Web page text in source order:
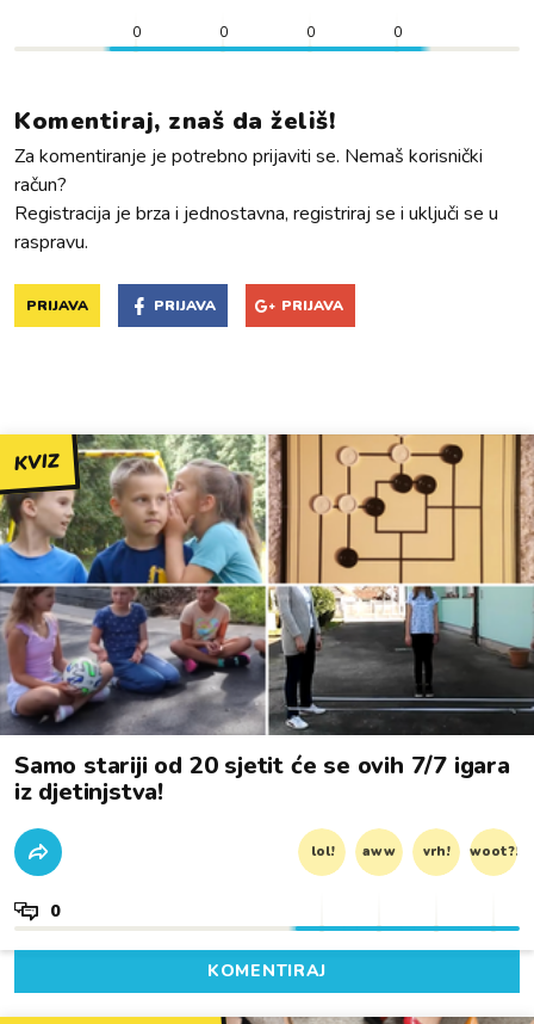
0 0 0 0
Komentiraj, znaš da želiš!
Za komentiranje je potrebno prijaviti se. Nemaš korisnički
račun?
Registracija je brza i jednostavna, registriraj se i uključi se u
raspravu.
PRIJAVA PRIJAVA PRIJAVA
KVIZ
Samo stariji od 20 sjetit će se ovih 7/7 igara
iz djetinjstva!
lol! aww vrh! woot?!
0
KOMENTIRAJ